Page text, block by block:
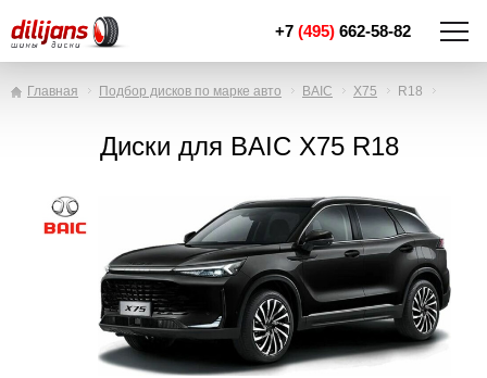
+7 (495) 662-58-82
Главная Подбор дисков по марке авто BAIC X75 R18
Диски для BAIC X75 R18